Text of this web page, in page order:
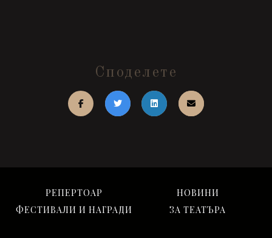
Споделете
РЕПЕРТОАР
НОВИНИ
ФЕСТИВАЛИ И НАГРАДИ
ЗА ТЕАТЪРА